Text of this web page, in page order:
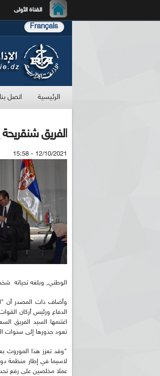
القناة الأولى
Français
الرئيسية اتصل بنا
الفريق
12/10/2021 - 15:58
الوطني, وبلغه تحياته
وأضاف ذات المصدر أن
اغتنمها السيد الفريق
تعود جذورها إلى سنوات
"وقد تعزز هذا الموروث
لاسيما في إطار منظمة
عملا مخلصين على رفع